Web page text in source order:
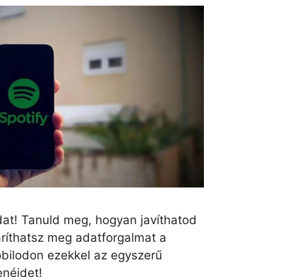
Tanuld meg, hogyan javíthatod
meg adatforgalmat a
ezekkel az egyszerű